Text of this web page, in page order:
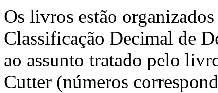
Os livros estão
Classificação Decimal de
ao assunto tratado pelo
Cutter (números